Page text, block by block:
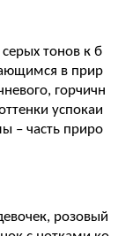
тонов к б
в прир
горчичн
успокаи
– часть приро
розовый